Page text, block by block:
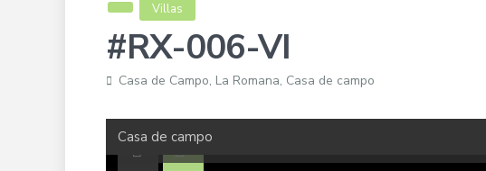
Villas
#RX-006-VI
Casa de Campo, La Romana, Casa de campo
Casa de campo